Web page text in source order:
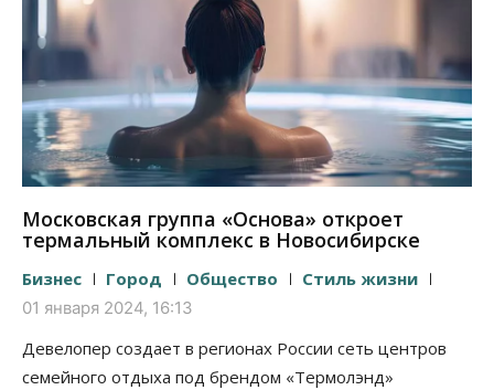
Московская группа «Основа» откроет
термальный комплекс в Новосибирске
Бизнес Город Общество Стиль жизни
01 января 2024, 16:13
Девелопер создает в регионах России сеть центров
семейного отдыха под брендом «Термолэнд»